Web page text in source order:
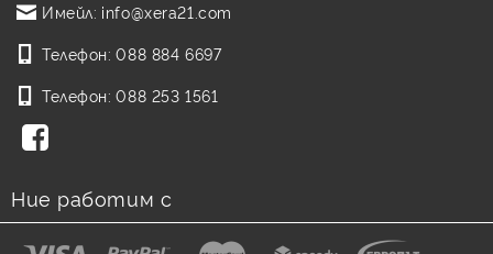
Имейл: info@xera21.com
Телефон: 088 884 6697
Телефон: 088 253 1561
Ние работим с